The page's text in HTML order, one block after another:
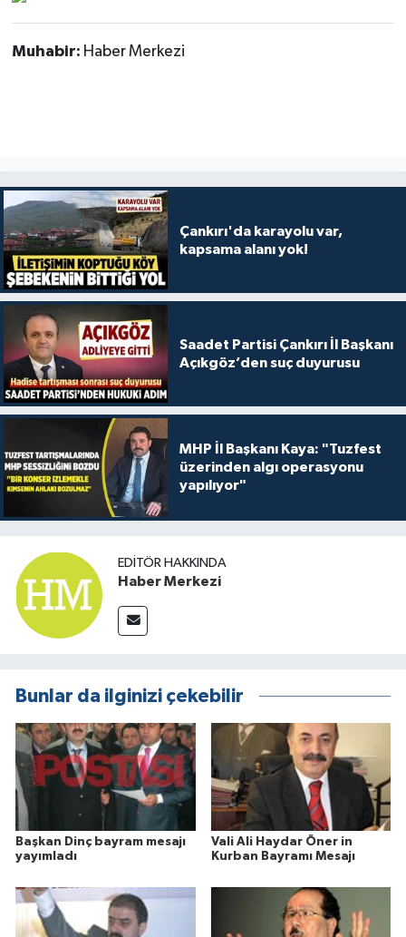
Muhabir: Haber Merkezi
Çankırı'da karayolu var,
kapsama alanı yok!
Saadet Partisi Çankırı İl Başkanı
Açıkgöz’den suç duyurusu
MHP İl Başkanı Kaya: "Tuzfest
üzerinden algı operasyonu
yapılıyor"
EDITÖR HAKKINDA
Haber Merkezi
Bunlar da ilginizi çekebilir
Başkan Dinç bayram mesajı
yayımladı
Vali Ali Haydar Öner in
Kurban Bayramı Mesajı